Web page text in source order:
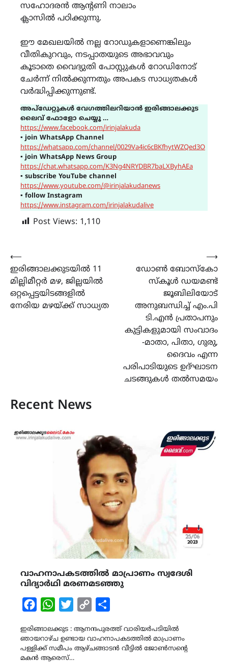
സഹോദരൻ ആന്റണി നാലാം
ക്ലാസിൽ പഠിക്കുന്നു.
ഈ മേഖലയിൽ നല്ല റോഡുകളാണെങ്കിലും
വീതികുറവും, നടപ്പാതയുടെ അഭാവവും
കൂടാതെ വൈദ്യുതി പോസ്റ്റുകൾ റോഡിനോട്
ചേർന്ന് നിൽക്കുന്നതും അപകട സാധ്യതകൾ
വർദ്ധിപ്പിക്കുന്നുണ്ട്.
അപ്ഡേറ്റുകൾ വേഗത്തിലറിയാൻ ഇരിങ്ങാലക്കുട
ലൈവ് ഫോളോ ചെയ്യൂ …
https://www.facebook.com/irinjalakuda
▪ join WhatsApp Channel
https://whatsapp.com/channel/0029Va4ic6cBKfhytWZQed3O
▪ join WhatsApp News Group
https://chat.whatsapp.com/K3Ng4NRYDBR7baLXByhAEa
▪ subscribe YouTube channel
https://www.youtube.com/@irinjalakudanews
▪ follow Instagram
https://www.instagram.com/irinjalakudalive
Post Views: 1,110
Post
navigation
⟵
ഇരിങ്ങാലക്കുടയിൽ 11
മില്ലിമീറ്റർ മഴ, ജില്ലയിൽ
ഒറ്റപ്പെട്ടയിടങ്ങളിൽ
നേരിയ മഴയ്ക്ക് സാധ്യത
ഡോൺ ബോസ്കോ
സ്കൂൾ ഡയമണ്ട്
ജൂബിലിയോട്
അനുബന്ധിച്ച് എം.പി
ടി.എൻ പ്രതാപനും
കുട്ടികളുമായി സംവാദം
-മാതാ, പിതാ, ഗുരു,
ദൈവം എന്ന
പരിപാടിയുടെ ഉദ്ഘാടന
ചടങ്ങുകൾ തൽസമയം
⟶
Recent News
വാഹനാപകടത്തിൽ മാപ്രാണം സ്വദേശി
വിദ്യാര്‍ഥി മരണമടഞ്ഞു
FacebookWhatsAppTwitterCopy
ഇരിങ്ങാലക്കുട : ആനന്ദപുരത്ത് വാരിയർപടിയിൽ
ഞായറാഴ്ച ഉണ്ടായ വാഹനാപകടത്തിൽ മാപ്രാണം
പള്ളിക്ക് സമീപം ആഴ്ചങ്ങാടന്‍ വീട്ടിൽ ജോണ്‍സന്‍റെ
മകന്‍ ആരെസ്…